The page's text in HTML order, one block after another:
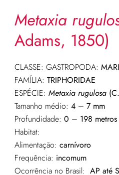
Metaxia
Adams, 1850)
CLASSE: GASTROPODA:
FAMÍLIA: TRIPHORIDAE
ESPÉCIE: Metaxia rugulosa
Tamanho médio: 4 – 7 mm
Profundidade: 0 – 198 metros
Habitat:
Alimentação: carnívoro
Frequência: incomum
Ocorrência no Brasil: AP até